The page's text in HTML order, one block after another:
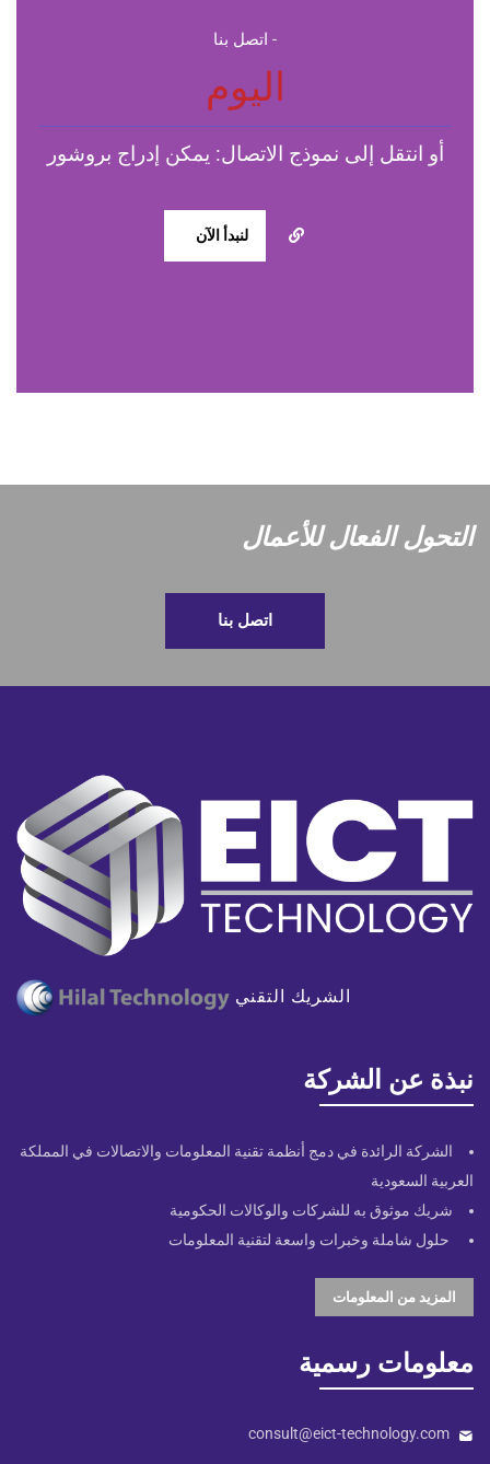
- اتصل بنا
اليوم
أو انتقل إلى نموذج الاتصال: يمكن إدراج بروشور
لنبدأ الآن
التحول الفعال للأعمال
اتصل بنا
الشريك التقني
نبذة عن الشركة
الشركة الرائدة في دمج أنظمة تقنية المعلومات والاتصالات في المملكة
العربية السعودية
شريك موثوق به للشركات والوكالات الحكومية
حلول شاملة وخبرات واسعة لتقنية المعلومات
المزيد من المعلومات
معلومات رسمية
consult@eict-technology.com